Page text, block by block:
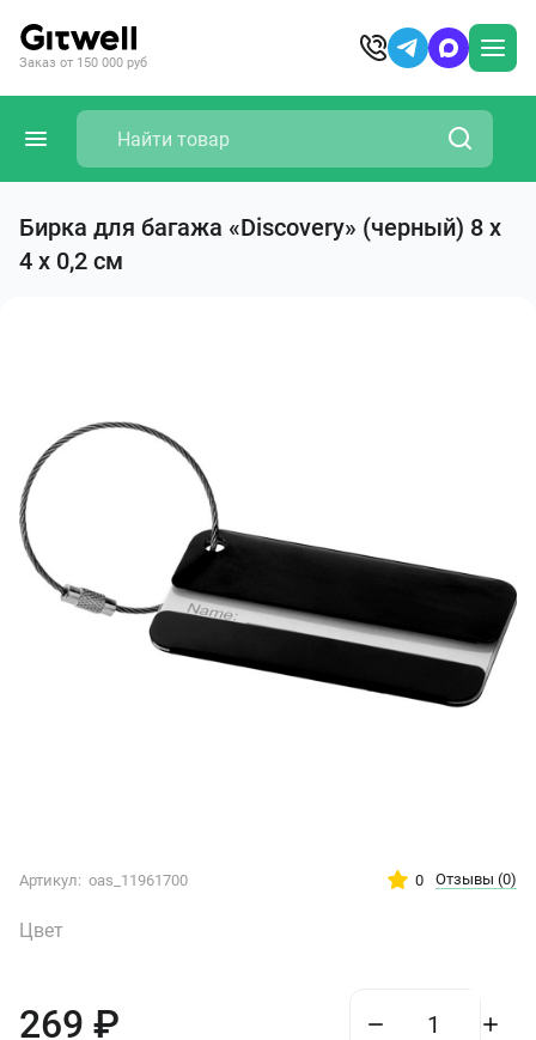
Заказ от 150 000 руб
Бирка для багажа «Discovery» (черный) 8 х
4 х 0,2 см
Артикул: oas_11961700 0 Отзывы (0)
Цвет
269 ₽